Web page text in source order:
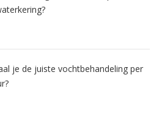
je de juiste vochtbehandeling per